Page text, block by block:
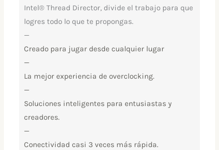
Intel® Thread Director, divide el trabajo para que
logres todo lo que te propongas.
—
Creado para jugar desde cualquier lugar
—
La mejor experiencia de overclocking.
—
Soluciones inteligentes para entusiastas y
creadores.
—
Conectividad casi 3 veces más rápida.